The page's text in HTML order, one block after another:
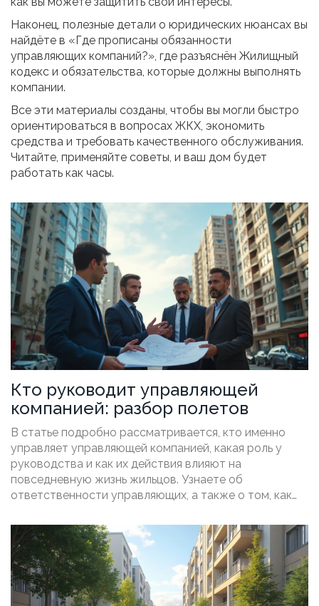
Наконец, полезные детали о юридических нюансах вы
найдёте в «Где прописаны обязанности
управляющих компаний?», где разъяснён Жилищный
кодекс и обязательства, которые должны выполнять
компании.
Все эти материалы созданы, чтобы вы могли быстро
ориентироваться в вопросах ЖКХ, экономить
средства и требовать качественного обслуживания.
Читайте, применяйте советы, и ваш дом будет
работать как часы.
Кто руководит управляющей
компанией: разбор полетов
В статье подробно рассматривается, кто именно
управляет управляющей компанией, какая роль у
руководства и как их действия влияют на
повседневную жизнь жильцов. Узнаете об
ответственности управляющих, а также о том, как
принимать более осознанные решения в вопросах
управления своим жильем.